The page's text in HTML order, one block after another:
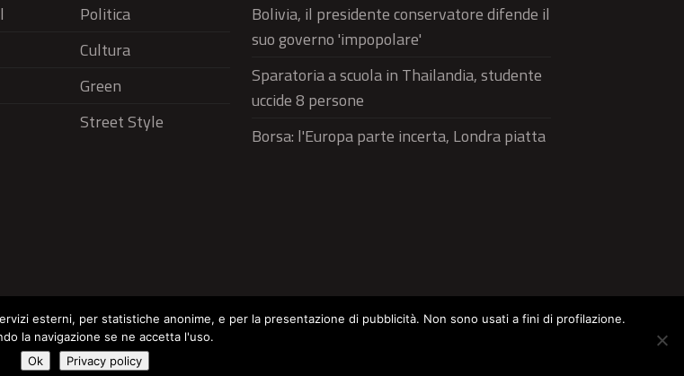
Politica
Cultura
Green
Street Style
Bolivia, il presidente conservatore difende il
suo governo 'impopolare'
Sparatoria a scuola in Thailandia, studente
uccide 8 persone
Borsa: l'Europa parte incerta, Londra piatta
Social Wall Politica
esterni, per statistiche anonime, e per la presentazione di pubblicità. Non sono usati a fini di profilazione.
la navigazione se ne accetta l'uso.
Ok
Privacy policy